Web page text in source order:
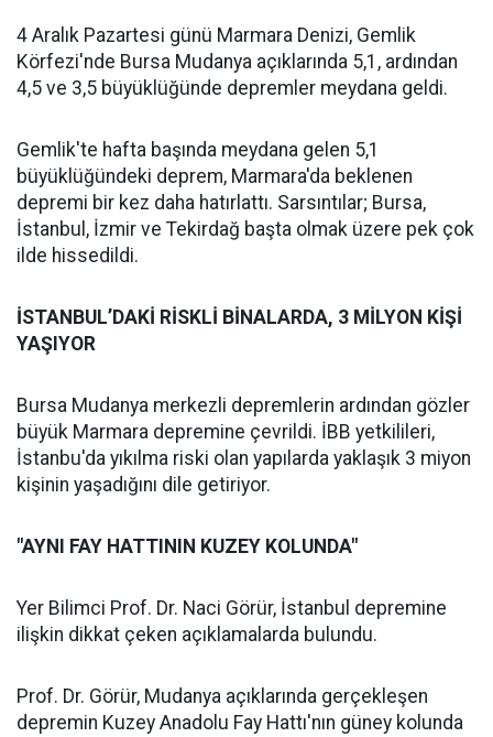
4 Aralık Pazartesi günü Marmara Denizi, Gemlik
Körfezi'nde Bursa Mudanya açıklarında 5,1, ardından
4,5 ve 3,5 büyüklüğünde depremler meydana geldi.
Gemlik'te hafta başında meydana gelen 5,1
büyüklüğündeki deprem, Marmara'da beklenen
depremi bir kez daha hatırlattı. Sarsıntılar; Bursa,
İstanbul, İzmir ve Tekirdağ başta olmak üzere pek çok
ilde hissedildi.
İSTANBUL’DAKİ RİSKLİ BİNALARDA, 3 MİLYON KİŞİ
YAŞIYOR
Bursa Mudanya merkezli depremlerin ardından gözler
büyük Marmara depremine çevrildi. İBB yetkilileri,
İstanbu'da yıkılma riski olan yapılarda yaklaşık 3 miyon
kişinin yaşadığını dile getiriyor.
"AYNI FAY HATTININ KUZEY KOLUNDA"
Yer Bilimci Prof. Dr. Naci Görür, İstanbul depremine
ilişkin dikkat çeken açıklamalarda bulundu.
Prof. Dr. Görür, Mudanya açıklarında gerçekleşen
depremin Kuzey Anadolu Fay Hattı'nın güney kolunda